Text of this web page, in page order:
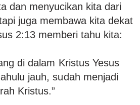
dan menyucikan kita dari
juga membawa kita dekat
2:13 memberi tahu kita:
di dalam Kristus Yesus
jauh, sudah menjadi
Kristus.”